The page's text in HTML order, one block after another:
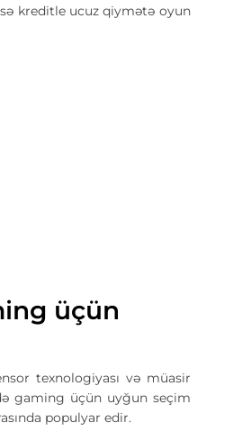
kreditle ucuz qiymətə oyun
üçün
texnologiyası və müasir
gaming üçün uyğun seçim
populyar edir.